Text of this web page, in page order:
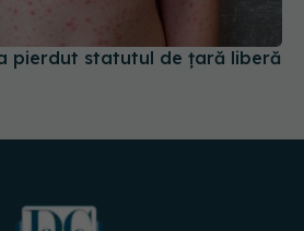
pierdut statutul de țară liberă